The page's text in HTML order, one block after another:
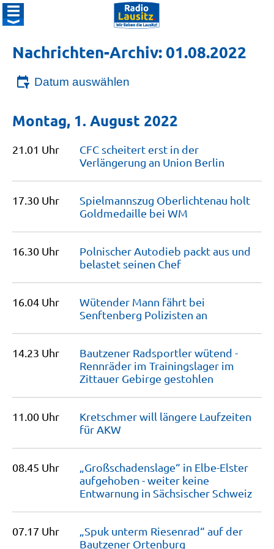
Nachrichten-Archiv: 01.08.2022
Datum auswählen
Montag, 1. August 2022
21.01 Uhr
CFC scheitert erst in der
Verlängerung an Union Berlin
17.30 Uhr
Spielmannszug Oberlichtenau holt
Goldmedaille bei WM
16.30 Uhr
Polnischer Autodieb packt aus und
belastet seinen Chef
16.04 Uhr
Wütender Mann fährt bei
Senftenberg Polizisten an
14.23 Uhr
Bautzener Radsportler wütend -
Rennräder im Trainingslager im
Zittauer Gebirge gestohlen
11.00 Uhr
Kretschmer will längere Laufzeiten
für AKW
08.45 Uhr
„Großschadenslage“ in Elbe-Elster
aufgehoben - weiter keine
Entwarnung in Sächsischer Schweiz
07.17 Uhr
„Spuk unterm Riesenrad“ auf der
Bautzener Ortenburg